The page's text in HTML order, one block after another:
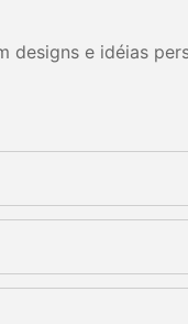
designs e idéias